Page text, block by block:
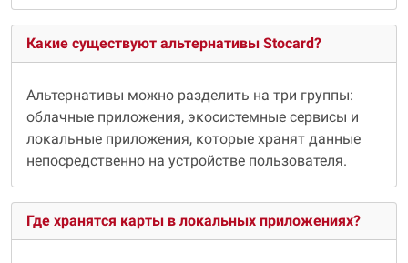
Какие существуют альтернативы Stocard?
Альтернативы можно разделить на три группы:
облачные приложения, экосистемные сервисы и
локальные приложения, которые хранят данные
непосредственно на устройстве пользователя.
Где хранятся карты в локальных приложениях?